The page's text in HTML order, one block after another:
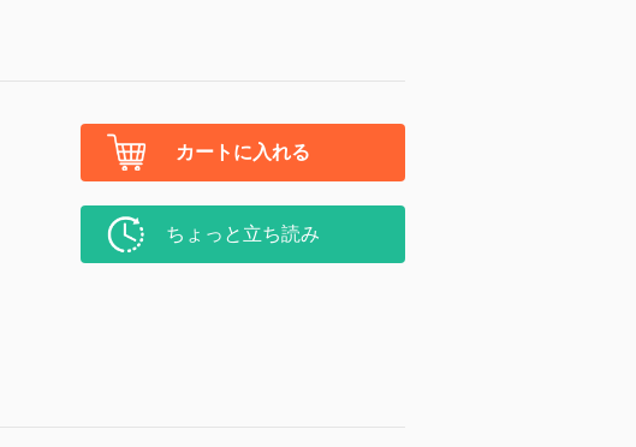
カートに入れる
ちょっと立ち読み